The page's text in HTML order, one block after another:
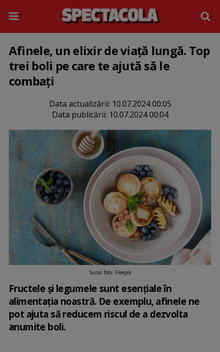
Afinele, un elixir de viaţă lungă. Top
trei boli pe care te ajută să le
combați
Data actualizării: 10.07.2024 00:05
Data publicării: 10.07.2024 00:04
Sursă foto: Freepik
Fructele și legumele sunt esențiale în
alimentația noastră. De exemplu, afinele ne
pot ajuta să reducem riscul de a dezvolta
anumite boli.